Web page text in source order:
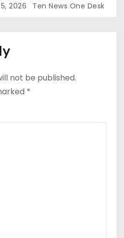
2026 Ten News One Desk
not be published.
*